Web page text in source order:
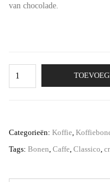
van chocolade.
Caffè
x
kg
Categorieën: Koffie
Tags: Bonen Caffe Classico